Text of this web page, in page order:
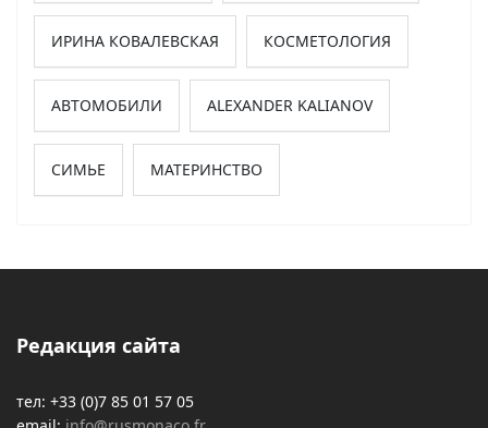
ИРИНА КОВАЛЕВСКАЯ КОСМЕТОЛОГИЯ
АВТОМОБИЛИ ALEXANDER KALIANOV
СИМЬЕ МАТЕРИНСТВО
Редакция сайта
тел: +33 (0)7 85 01 57 05